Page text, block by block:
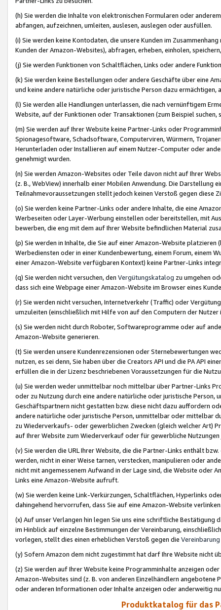
(h) Sie werden die Inhalte von elektronischen Formularen oder
abfangen, aufzeichnen, umleiten, auslesen, auslegen oder ausfüllen.
(i) Sie werden keine Kontodaten, die unsere Kunden im
Kunden der Amazon-Websites), abfragen, erheben, einholen,
(j) Sie werden Funktionen von Schaltflächen, Links oder andere
(k) Sie werden keine Bestellungen oder andere Geschäfte über eine
und keine andere natürliche oder juristische Person dazu
(l) Sie werden alle Handlungen unterlassen, die nach vernünftigem
Website, auf der Funktionen oder Transaktionen (zum Beispiel
(m) Sie werden auf Ihrer Website keine Partner-Links oder
Spionagesoftware, Schadsoftware, Computerviren, Würmern,
Herunterladen oder Installieren auf einem Nutzer-Computer oder
genehmigt wurden.
(n) Sie werden Amazon-Websites oder Teile davon nicht auf Ihrer
(z. B., WebView) innerhalb einer Mobilen Anwendung. Die Darstellung
Teilnahmevoraussetzungen stellt jedoch keinen Verstoß gegen diese
(o) Sie werden keine Partner-Links oder andere Inhalte, die eine
Werbeseiten oder Layer-Werbung einstellen oder bereitstellen, mit
bewerben, die eng mit dem auf Ihrer Website befindlichen Material
(p) Sie werden in Inhalte, die Sie auf einer Amazon-Website
Werbediensten oder in einer Kundenbewertung, einem Forum, einem
einer Amazon-Website verfügbaren Kontext) keine Partner-Links
(q) Sie werden nicht versuchen, den Vergütungskatalog zu umgehen
dass sich eine Webpage einer Amazon-Website im Browser eines
(r) Sie werden nicht versuchen, Internetverkehr (Traffic) oder
umzuleiten (einschließlich mit Hilfe von auf den Computern der
(s) Sie werden nicht durch Roboter, Softwareprogramme oder auf
Amazon-Website generieren.
(t) Sie werden unsere Kundenrezensionen oder Sternebewertungen
nutzen, es sei denn, Sie haben über die Creators API und die PA API
erfüllen die in der Lizenz beschriebenen Voraussetzungen für die
(u) Sie werden weder unmittelbar noch mittelbar über Partner-Links
oder zu Nutzung durch eine andere natürliche oder juristische
Geschäftspartnern nicht gestatten bzw. diese nicht dazu auffordern
andere natürliche oder juristische Person, unmittelbar oder mittelbar
zu Wiederverkaufs- oder gewerblichen Zwecken (gleich welcher Art)
auf Ihrer Website zum Wiederverkauf oder für gewerbliche
(v) Sie werden die URL Ihrer Website, die die Partner-Links enthält
werden, nicht in einer Weise tarnen, verstecken, manipulieren oder
nicht mit angemessenem Aufwand in der Lage sind, die Website oder
Links eine Amazon-Website aufruft.
(w) Sie werden keine Link-Verkürzungen, Schaltflächen, Hyperlinks
dahingehend hervorrufen, dass Sie auf eine Amazon-Website
(x) Auf unser Verlangen hin legen Sie uns eine schriftliche
im Hinblick auf einzelne Bestimmungen der Vereinbarung,
vorlegen, stellt dies einen erheblichen Verstoß gegen die Vereinbarung
(y) Sofern Amazon dem nicht zugestimmt hat darf Ihre Website nicht
(z) Sie werden auf Ihrer Website keine Programminhalte anzeigen
Amazon-Websites sind (z. B. von anderen Einzelhändlern
oder anderen Informationen oder Inhalte anzeigen oder anderweitig
Produktkatalog für das